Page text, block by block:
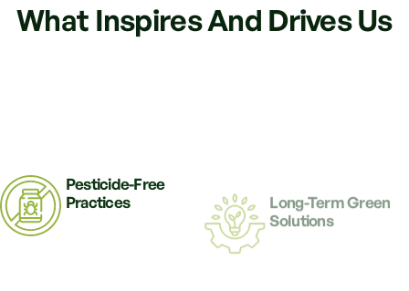
What Inspires And Drives Us
Pesticide-Free
Practices
Solutions